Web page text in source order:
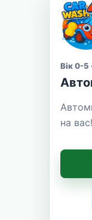
Вік 0-5
на вас!